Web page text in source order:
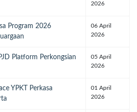
2026
Program 2026
06 April
2026
Platform Perkongsian
05 April
2026
YPKT Perkasa
01 April
2026